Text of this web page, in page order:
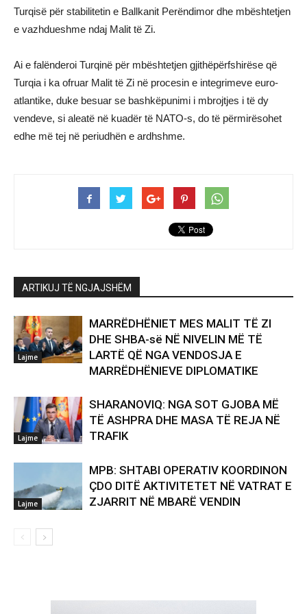
Turqisë për stabilitetin e Ballkanit Perëndimor dhe mbështetjen
e vazhdueshme ndaj Malit të Zi.
Ai e falënderoi Turqinë për mbështetjen gjithëpërfshirëse që
Turqia i ka ofruar Malit të Zi në procesin e integrimeve euro-
atlantike, duke besuar se bashkëpunimi i mbrojtjes i të dy
vendeve, si aleatë në kuadër të NATO-s, do të përmirësohet
edhe më tej në periudhën e ardhshme.
ARTIKUJ TË NGJAJSHËM
Lajme
MARRËDHËNIET MES MALIT TË ZI
DHE SHBA-së NË NIVELIN MË TË
LARTË QË NGA VENDOSJA E
MARRËDHËNIEVE DIPLOMATIKE
Lajme
SHARANOVIQ: NGA SOT GJOBA MË
TË ASHPRA DHE MASA TË REJA NË
TRAFIK
Lajme
MPB: SHTABI OPERATIV KOORDINON
ÇDO DITË AKTIVITETET NË VATRAT E
ZJARRIT NË MBARË VENDIN